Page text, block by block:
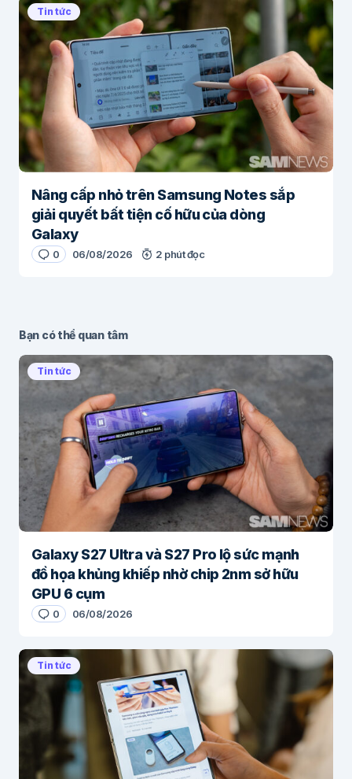
Tin tức
Nâng cấp nhỏ trên Samsung Notes sắp
giải quyết bất tiện cố hữu của dòng
Galaxy
0 06/08/2026 2 phút đọc
Bạn có thể quan tâm
Tin tức
Galaxy S27 Ultra và S27 Pro lộ sức mạnh
đồ họa khủng khiếp nhờ chip 2nm sở hữu
GPU 6 cụm
0 06/08/2026
Tin tức